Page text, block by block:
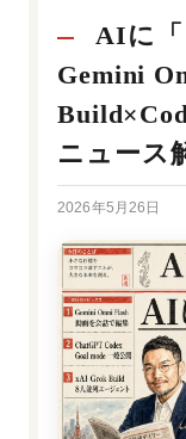
AIに「
Gemini
ニュース
2026年5月26日